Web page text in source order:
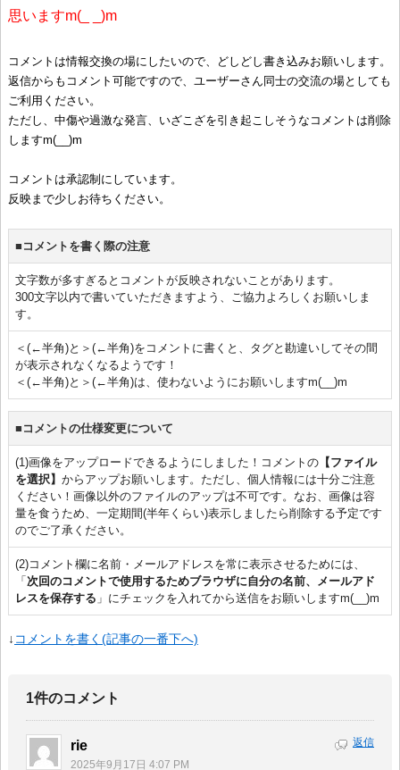
思いますm(_ _)m
コメントは情報交換の場にしたいので、どしどし書き込みお願いします。
返信からもコメント可能ですので、ユーザーさん同士の交流の場としても
ご利用ください。
ただし、中傷や過激な発言、いざこざを引き起こしそうなコメントは削除
しますm(__)m
コメントは承認制にしています。
反映まで少しお待ちください。
■コメントを書く際の注意
文字数が多すぎるとコメントが反映されないことがあります。
300文字以内で書いていただきますよう、ご協力よろしくお願いしま
す。
＜(←半角)と＞(←半角)をコメントに書くと、タグと勘違いしてその間
が表示されなくなるようです！
＜(←半角)と＞(←半角)は、使わないようにお願いしますm(__)m
■コメントの仕様変更について
(1)画像をアップロードできるようにしました！コメントの【ファイル
を選択】 からアップお願いします。ただし、個人情報には十分ご注意
ください！画像以外のファイルのアップは不可です。なお、画像は容
量を食うため、一定期間(半年くらい)表示しましたら削除する予定です
のでご了承ください。
(2)コメント欄に名前・メールアドレスを常に表示させるためには、
「 次回のコメントで使用するためブラウザに自分の名前、メールアド
レスを保存する 」にチェックを入れてから送信をお願いしますm(__)m
↓ コメントを書く(記事の一番下へ)
1件のコメント
rie
2025年9月17日 4:07 PM
返信